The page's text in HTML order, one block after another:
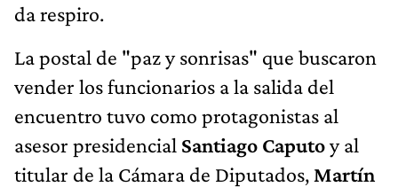
da respiro.
La postal de "paz y sonrisas" que buscaron
vender los funcionarios a la salida del
encuentro tuvo como protagonistas al
asesor presidencial Santiago Caputoy al
titular de la Cámara de Diputados, Martín